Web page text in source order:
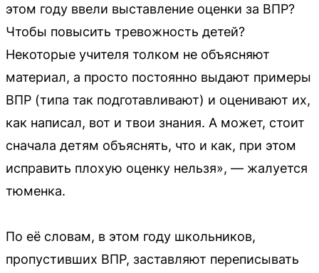
этом году ввели выставление оценки за ВПР?
Чтобы повысить тревожность детей?
Некоторые учителя толком не объясняют
материал, а просто постоянно выдают примеры
ВПР (типа так подготавливают) и оценивают их,
как написал, вот и твои знания. А может, стоит
сначала детям объяснять, что и как, при этом
исправить плохую оценку нельзя», — жалуется
тюменка.
По её словам, в этом году школьников,
пропустивших ВПР, заставляют переписывать